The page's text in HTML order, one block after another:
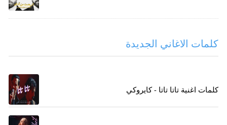
كلمات الاغاني الجديدة
كلمات اغنية تاتا تاتا - كايروكي